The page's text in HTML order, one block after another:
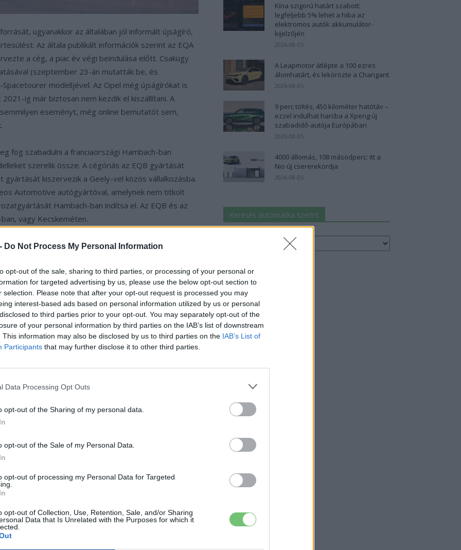
Do Not Process My Personal Information
opt-out of the sale, sharing to third parties, or processing of your personal or
for targeted advertising by us, please use the below opt-out section to
selection. Please note that after your opt-out request is processed you may
interest-based ads based on personal information utilized by us or personal
to third parties prior to your opt-out. You may separately opt-out of the
of your personal information by third parties on the IAB’s list of downstream
This information may also be disclosed by us to third parties on the IAB’s List of
Participants that may further disclose it to other third parties.
Data Processing Opt Outs
opt-out of the Sharing of my personal data.
opt-out of the Sale of my Personal Data.
opt-out of processing my Personal Data for Targeted
opt-out of Collection, Use, Retention, Sale, and/or Sharing
Data that Is Unrelated with the Purposes for which it
ugyanakkor az általában jól informált újságíró,
Az általa publikált információk szerint az EQA
a cég, a piac év végi beindulása előtt. Csakúgy
(szeptember 23-án mutatták be, és
modelljével. Az Opel még újságírókat is
ig már biztosan nem kezdik el kiszállítani. A
eseményt, még online bemutatót sem,
fog szabadulni a franciaországi Hambach-ban
szerelik össze. A cégóriás az EQB gyártását
kiszervezik a Geely-vel közös vállalkozásba.
Automotive autógyártóval, amelynek nem titkolt
Hambach-ban indítsa el. Az EQB és az
vagy Kecskeméten.
adott hírt az EQA érkezéséről. Főbb
meg is tartja a hagyományos alap, GLA
kétféle meghajtással érkezik majd. a gyengébbik
lesz megtalálható, míg az erősebb változat első és
a Mercedes. Azt, hogy a két verzióban más
el a gyártó. A magazin szerint viszont a modell
érkezik, várhatóan erősebb lesz a most
változatánál.
további tartalmakért!
Kína szigorú határt szabott:
legfeljebb 5% lehet a hiba az
elektromos autók akkumulátor-
kijelzőjén
2026-08-05
A Leapmotor átlépte a 100 ezres
álomhatárt, és lekörözte a Changant
2026-08-05
9 perc töltés, 450 kilométer hatótáv –
ezzel indulhat harcba a Xpeng új
szabadidő-autója Európában
2026-08-05
4000 állomás, 108 másodperc: itt a
Nio új csererekordja
2026-08-05
Keresés autómárka szerint